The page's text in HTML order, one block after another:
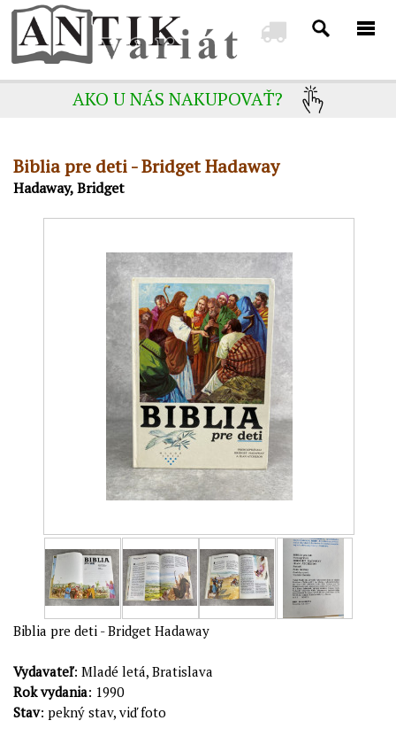
AKO U NÁS NAKUPOVAŤ?
Biblia pre deti - Bridget Hadaway
Hadaway, Bridget
Biblia pre deti - Bridget Hadaway
Vydavateľ: Mladé letá, Bratislava
Rok vydania: 1990
Stav: pekný stav, viď foto